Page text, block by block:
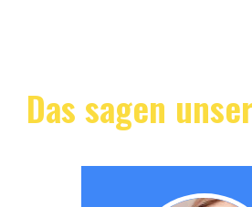
Das sagen